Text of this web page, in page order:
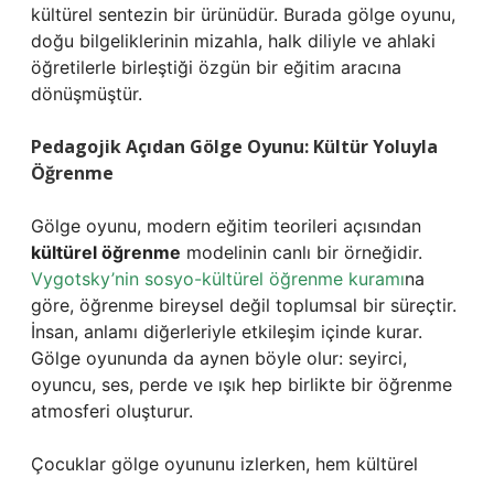
kültürel sentezin bir ürünüdür. Burada gölge oyunu,
doğu bilgeliklerinin mizahla, halk diliyle ve ahlaki
öğretilerle birleştiği özgün bir eğitim aracına
dönüşmüştür.
Pedagojik Açıdan Gölge Oyunu: Kültür Yoluyla
Öğrenme
Gölge oyunu, modern eğitim teorileri açısından
kültürel öğrenme modelinin canlı bir örneğidir.
Vygotsky’nin sosyo-kültürel öğrenme kuramına
göre, öğrenme bireysel değil toplumsal bir süreçtir.
İnsan, anlamı diğerleriyle etkileşim içinde kurar.
Gölge oyununda da aynen böyle olur: seyirci,
oyuncu, ses, perde ve ışık hep birlikte bir öğrenme
atmosferi oluşturur.
Çocuklar gölge oyununu izlerken, hem kültürel